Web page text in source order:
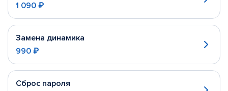
1 090 ₽
Замена динамика
990 ₽
Сброс пароля